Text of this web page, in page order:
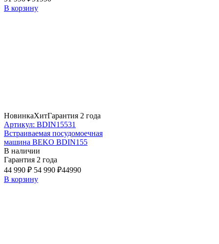
В корзину
НовинкаХитГарантия 2 года
Артикул: BDIN15531
Встраиваемая посудомоечная
машина BEKO BDIN155
В наличии
Гарантия 2 года
44 990 ₽ 54 990 ₽44990
В корзину